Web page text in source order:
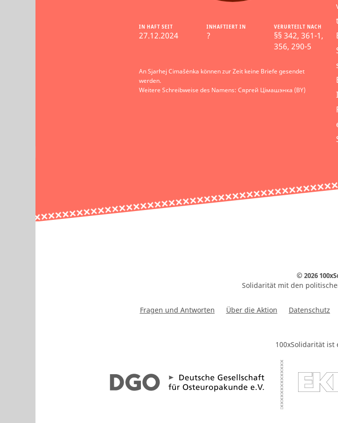
IN HAFT SEIT
27.12.2024
INHAFTIERT IN
?
VERURTEILT NACH
§§ 342, 361-1,
356, 290-5
An Sjarhej Cimašėnka können zur Zeit keine Briefe gesendet
werden.
Weitere Schreibweise des Namens: Сяргей Цімашэнка (BY)
© 2026
Solidarität mit den
Fragen und Antworten Über die Aktion Datenschutz
100xSolidarität ist